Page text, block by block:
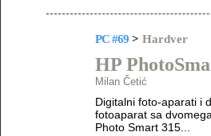
PC #69 > Hardver
HP
Milan Četić
Digitalni foto-aparati i
fotoaparat sa
Photo Smart 315...